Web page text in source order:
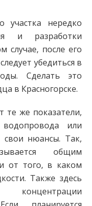
участка нередко
и разработки
случае, после его
убедиться в
Сделать это
в Красногорске.
же показатели,
или
свои нюансы. Так,
общим
от того, в каком
Также здесь
концентрации